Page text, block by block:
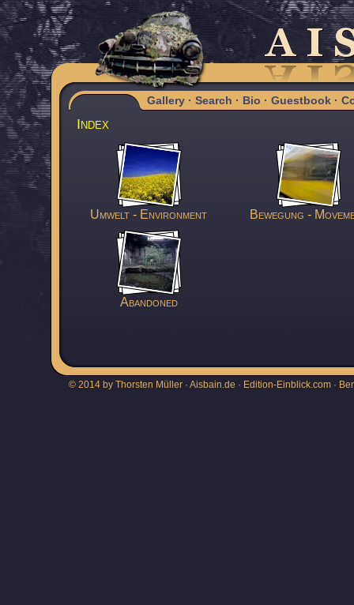
Gallery · Search · Bio · Guestbook ·
Index
Umwelt - Environment Bewegung -
Abandoned
© 2014 by Thorsten Müller · Aisbain.de · Edition-Einblick.com ·